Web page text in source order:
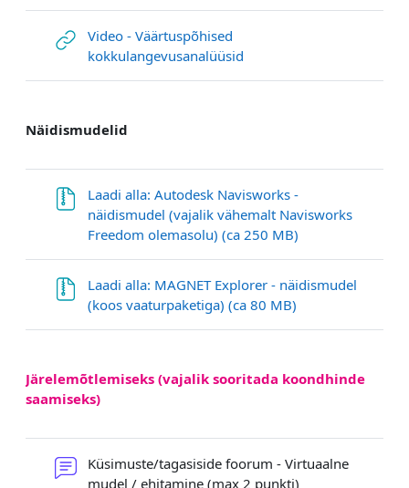
Video - Väärtuspõhised
kokkulangevusanalüüsid
Näidismudelid
Laadi alla: Autodesk Navisworks -
näidismudel (vajalik vähemalt Navisworks
Freedom olemasolu) (ca 250 MB)
Laadi alla: MAGNET Explorer - näidismudel
(koos vaaturpaketiga) (ca 80 MB)
Järelemõtlemiseks (vajalik sooritada koondhinde
saamiseks)
Küsimuste/tagasiside foorum - Virtuaalne
mudel / ehitamine (max 2 punkti)